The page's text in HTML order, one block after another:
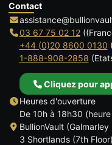
Contact
03 67 75 02 12
+44 (0)20 8600 0130
1-888-908-2858
Cliquez pour
Heures d'ouverture
De 10h à 18h30
BullionVault (Galmarley
3 Shortlands (7th Floor)